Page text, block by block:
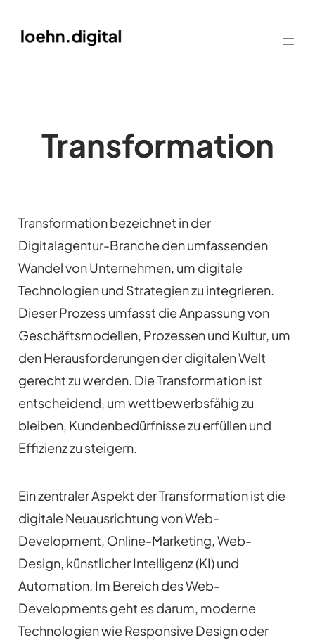
Transformation
Transformation bezeichnet in der
Digitalagentur-Branche den umfassenden
Wandel von Unternehmen, um digitale
Technologien und Strategien zu integrieren.
Dieser Prozess umfasst die Anpassung von
Geschäftsmodellen, Prozessen und Kultur, um
den Herausforderungen der digitalen Welt
gerecht zu werden. Die Transformation ist
entscheidend, um wettbewerbsfähig zu
bleiben, Kundenbedürfnisse zu erfüllen und
Effizienz zu steigern.
Ein zentraler Aspekt der Transformation ist die
digitale Neuausrichtung von Web-
Development, Online-Marketing, Web-
Design, künstlicher Intelligenz (KI) und
Automation. Im Bereich des Web-
Developments geht es darum, moderne
Technologien wie Responsive Design oder